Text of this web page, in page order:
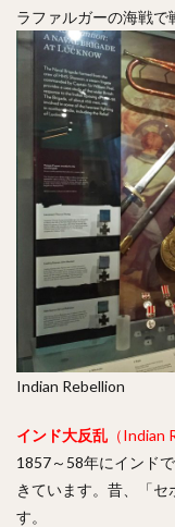
ラファルガーの海戦で
Indian Rebellion
インド大反乱 （Indian
1857～58年にインド
きています。昔、「
す。